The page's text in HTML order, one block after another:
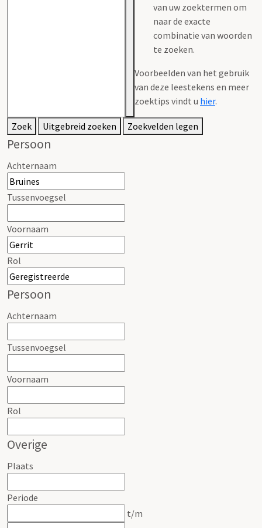
van uw zoektermen om
naar de exacte
combinatie van woorden
te zoeken.
Voorbeelden van het gebruik
van deze leestekens en meer
zoektips vindt u hier.
Zoek Uitgebreid zoeken Zoekvelden legen
Persoon
Achternaam
Tussenvoegsel
Voornaam
Rol
Persoon
Achternaam
Tussenvoegsel
Voornaam
Rol
Overige
Plaats
Periode
t/m